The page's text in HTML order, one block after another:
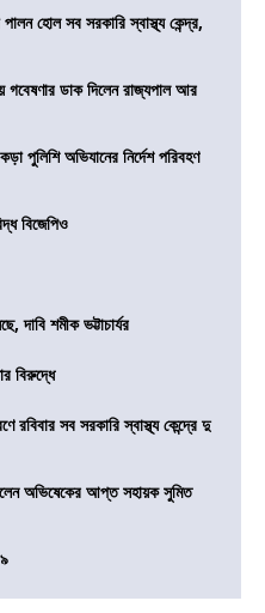
হোল সব সরকারি স্বাস্থ্য কেন্দ্র,
গবেষণার ডাক দিলেন রাজ্যপাল আর
পুলিশি অভিযানের নির্দেশ পরিবহণ
বিজেপিও
দাবি শমীক ভট্টাচার্যর
বিরুদ্ধে
রবিবার সব সরকারি স্বাস্থ্য কেন্দ্রে দু
অভিষেকের আপ্ত সহায়ক সুমিত